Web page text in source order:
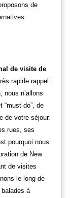
de
de visite de
rapide rappel
nous n’allons
“must do”, de
de votre séjour.
rues, ses
pourquoi nous
de New
de visites
le long de
à